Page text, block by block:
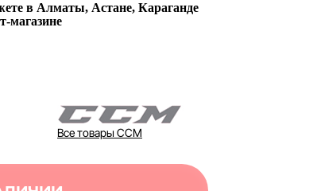
в Алматы, Астане, Караганде
магазине
Все товары CCM